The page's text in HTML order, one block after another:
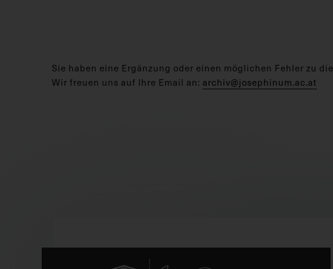
Sie haben eine Ergänzung oder einen möglichen Fehler zu
Wir freuen uns auf Ihre Email an: archiv@josephinum.ac.at